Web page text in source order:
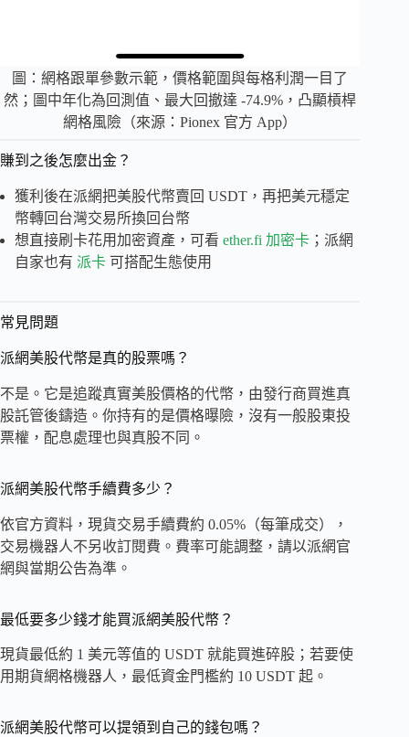
圖：網格跟單參數示範，價格範圍與每格利潤一目了
然；圖中年化為回測值、最大回撤達 -74.9%，凸顯槓桿
網格風險（來源：Pionex 官方 App）
賺到之後怎麼出金？
獲利後在派網把美股代幣賣回 USDT，再把美元穩定
幣轉回台灣交易所換回台幣
想直接刷卡花用加密資產，可看 ether.fi 加密卡 ；派網
自家也有 派卡 可搭配生態使用
常見問題
派網美股代幣是真的股票嗎？
不是。它是追蹤真實美股價格的代幣，由發行商買進真
股託管後鑄造。你持有的是價格曝險，沒有一般股東投
票權，配息處理也與真股不同。
派網美股代幣手續費多少？
依官方資料，現貨交易手續費約 0.05%（每筆成交），
交易機器人不另收訂閱費。費率可能調整，請以派網官
網與當期公告為準。
最低要多少錢才能買派網美股代幣？
現貨最低約 1 美元等值的 USDT 就能買進碎股；若要使
用期貨網格機器人，最低資金門檻約 10 USDT 起。
派網美股代幣可以提領到自己的錢包嗎？